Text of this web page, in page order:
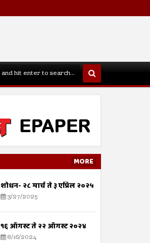
MORE
शोधन- २८ मार्च ते ३ एप्रिल २०२५
3/27/2025
१६ ऑगस्ट ते २२ ऑगस्ट २०२४
8/16/2024